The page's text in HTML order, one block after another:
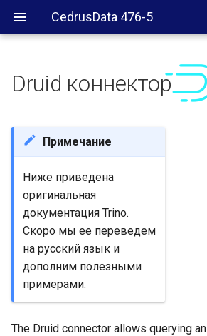
CedrusData 476-5
Configuration
источнике данных
Аутентификация в
источнике данных от
имени текущего
пользователя
Общие параметры
конфигурации
Druid коннектор
Примечание
Ниже приведена
оригинальная
документация Trino.
Скоро мы ее переведем
на русский язык и
дополним полезными
примерами.
The Druid connector allows querying an